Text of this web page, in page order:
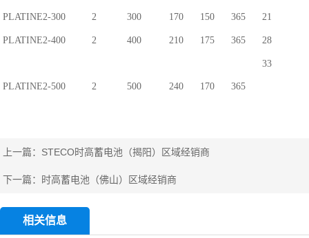
PLATINE2-300 2 300 170 150 365 21
PLATINE2-400 2 400 210 175 365 28
PLATINE2-500 2 500 240 170 365
33
上一篇： STECO时高蓄电池（揭阳）区域经销商
下一篇： 时高蓄电池（佛山）区域经销商
相关信息